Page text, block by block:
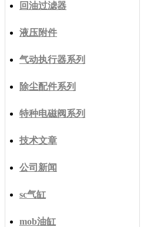
回油过滤器
液压附件
气动执行器系列
除尘配件系列
特种电磁阀系列
技术文章
公司新闻
sc气缸
mob油缸